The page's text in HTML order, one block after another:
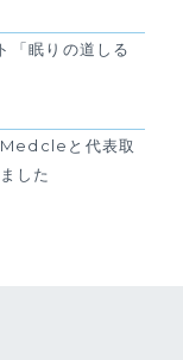
「眠りの道しる
Medcleと代表取
した